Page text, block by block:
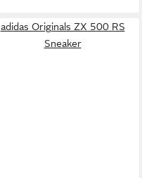
adidas Originals ZX 500 RS
Sneaker